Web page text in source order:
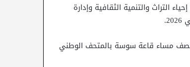
والتنمية الثقافية وإدارة
السادسة والنصف مساء قاعة سوسة بالمتحف الوطني